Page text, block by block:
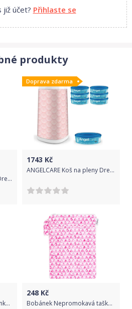
již účet? Přihlaste se
produkty
ANGELCARE Potah na koš Dress Up Flower
Doprava zdarma
1743 Kč
ANGELCARE Koš na pleny Dress Up + 1 kazeta + náhradní kazety 6 ks + potah na koš Flower
Bambino Mio Taška na plenky Nice
248 Kč
Bobánek Nepromokavá taška extra jemná normal Trojúhelníčky